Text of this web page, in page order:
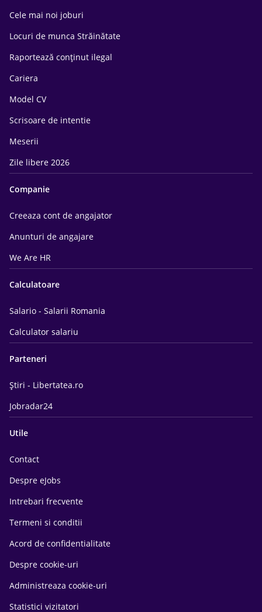
Cele mai noi joburi
Locuri de munca Străinătate
Raportează conținut ilegal
Cariera
Model CV
Scrisoare de intentie
Meserii
Zile libere 2026
Companie
Creeaza cont de angajator
Anunturi de angajare
We Are HR
Calculatoare
Salario - Salarii Romania
Calculator salariu
Parteneri
Știri - Libertatea.ro
Jobradar24
Utile
Contact
Despre eJobs
Intrebari frecvente
Termeni si conditii
Acord de confidentialitate
Despre cookie-uri
Administreaza cookie-uri
Statistici vizitatori